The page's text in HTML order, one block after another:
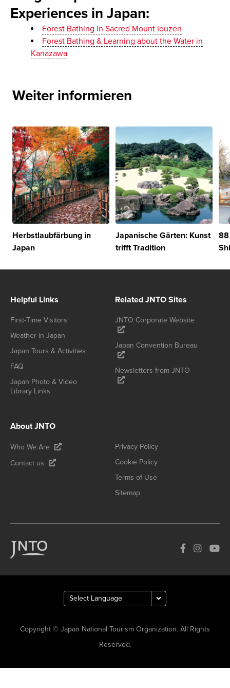
Experiences in Japan:
Forest Bathing in Sacred Mount Iouzen
Forest Bathing & Learning about the Water in
Kanazawa
Weiter informieren
Herbstlaubfärbung in
Japan
Japanische Gärten: Kunst
trifft Tradition
88
Helpful Links
First-Time Visitors
Weather in Japan
Japan Tours & Activities
FAQ
Japan Photo & Video
Library Links
Related JNTO Sites
JNTO Corporate Website
Japan Convention Bureau
Newsletters from JNTO
About JNTO
Who We Are
Contact us
Privacy Policy
Cookie Policy
Terms of Use
Sitemap
Copyright © Japan National Tourism Organization. All Rights
Reserved.